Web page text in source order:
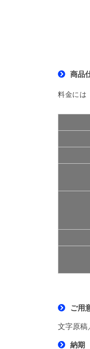
商品
料金には
ご用
文字原稿
納期